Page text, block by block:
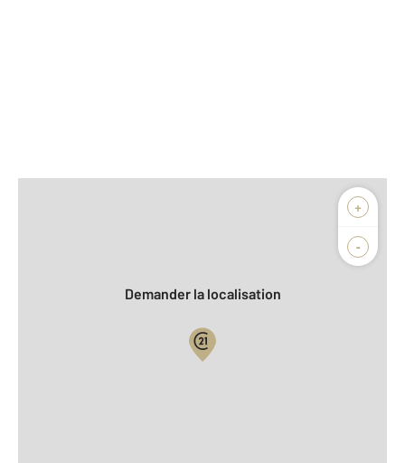
+
-
Biens vendus
Demander la localisation